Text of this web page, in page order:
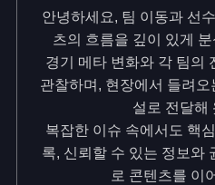
안녕하세요, 팀 이동과 선
츠의 흐름을 깊이 있게
경기 메타 변화와 각 팀의
관찰하며, 현장에서 들려
설로 전달해
복잡한 이슈 속에서도 핵
록, 신뢰할 수 있는 정보와
로 콘텐츠를 이